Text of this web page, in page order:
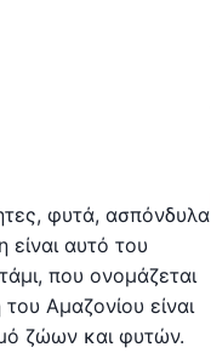
φυτά, ασπόνδυλα
αυτό του
που ονομάζεται
Αμαζονίου είναι
ζώων και φυτών.